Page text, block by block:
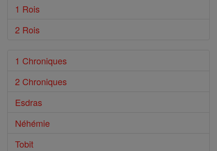
1 Rois
2 Rois
1 Chroniques
2 Chroniques
Esdras
Néhémie
Tobit